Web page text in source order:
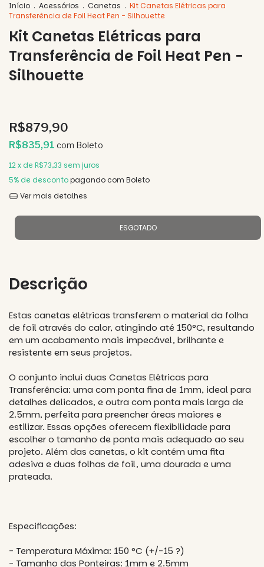
Início . Acessórios . Canetas . Kit Canetas Elétricas para
Transferência de Foil Heat Pen - Silhouette
Kit Canetas Elétricas para
Transferência de Foil Heat Pen -
Silhouette
R$879,90
R$835,91 com Boleto
12x de R$73,33 sem juros
5% de descontopagando com Boleto
Ver mais detalhes
Descrição
Estas canetas elétricas transferem o material da folha
de foil através do calor, atingindo até 150°C, resultando
em um acabamento mais impecável, brilhante e
resistente em seus projetos.
O conjunto inclui duas Canetas Elétricas para
Transferência: uma com ponta fina de 1mm, ideal para
detalhes delicados, e outra com ponta mais larga de
2.5mm, perfeita para preencher áreas maiores e
estilizar. Essas opções oferecem flexibilidade para
escolher o tamanho de ponta mais adequado ao seu
projeto. Além das canetas, o kit contém uma fita
adesiva e duas folhas de foil, uma dourada e uma
prateada.
Especificações:
- Temperatura Máxima: 150 °C (+/-15 ?)
- Tamanho das Ponteiras: 1mm e 2.5mm